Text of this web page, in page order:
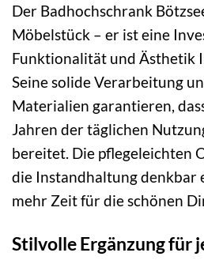
Der Badhochschrank
Möbelstück – er ist eine
Funktionalität und Ästhetik
Seine solide Verarbeitung
Materialien garantieren,
Jahren der täglichen
bereitet. Die pflegeleichten
die Instandhaltung denkbar
mehr Zeit für die schönen
Stilvolle Ergänzung für